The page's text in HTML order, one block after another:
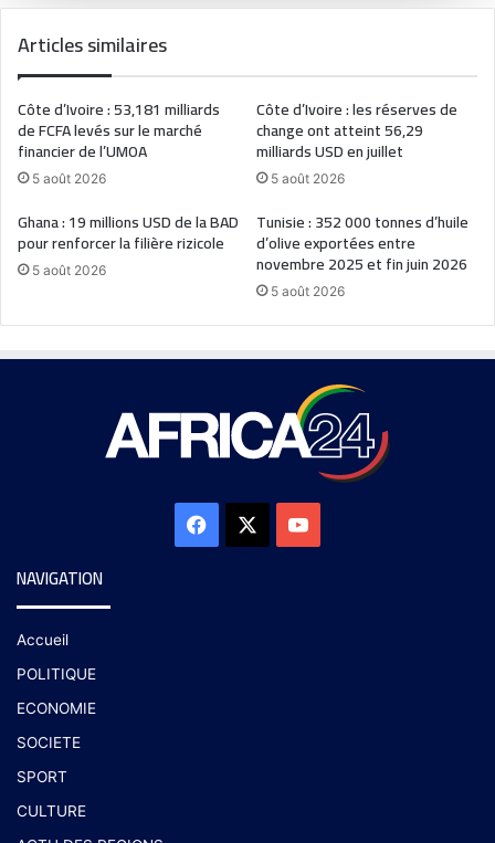
Articles similaires
Côte d’Ivoire : 53,181 milliards
de FCFA levés sur le marché
financier de l’UMOA
5 août 2026
Côte d’Ivoire : les réserves de
change ont atteint 56,29
milliards USD en juillet
5 août 2026
Ghana : 19 millions USD de la BAD
pour renforcer la filière rizicole
5 août 2026
Tunisie : 352 000 tonnes d’huile
d’olive exportées entre
novembre 2025 et fin juin 2026
5 août 2026
NAVIGATION
Accueil
POLITIQUE
ECONOMIE
SOCIETE
SPORT
CULTURE